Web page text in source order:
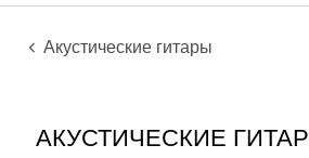
Гитары
Акустические инструменты
Инструменты
Акустические гитары
АКУСТИЧЕСКИЕ